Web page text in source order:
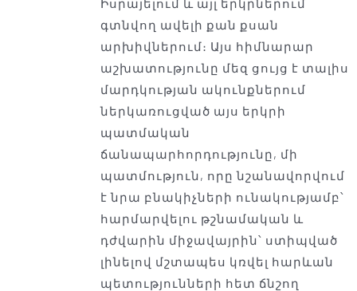
գտնվող ավելի քան քսան
արխիվներում։ Այս հիմնարար
աշխատությունը մեզ ցույց է տալիս
մարդկության ակունքներում
ներկառուցված այս երկրի
պատմական
ճանապարհորդությունը, մի
պատմություն, որը նշանավորվում
է նրա բնակիչների ունակությամբ՝
հարմարվելու թշնամական և
դժվարին միջավայրին՝ ստիպված
լինելով մշտապես կռվել հարևան
պետությունների հետ ճնշող